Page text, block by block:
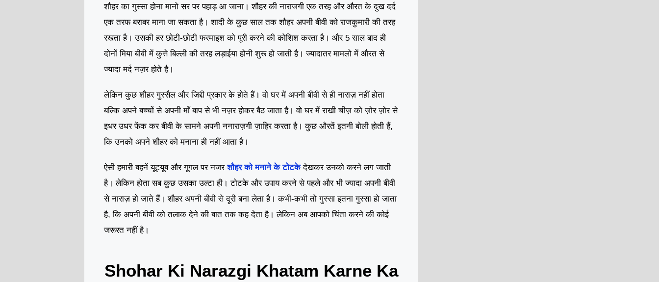
शौहर का गुस्सा होना मानो सर पर पहाड़ आ जाना। शौहर की नाराजगी एक तरह और औरत के दुख दर्द
एक तरफ बराबर माना जा सकता है। शादी के कुछ साल तक शौहर अपनी बीवी को राजकुमारी की तरह
रखता है। उसकी हर छोटी-छोटी फरमाइश को पूरी करने की कोशिश करता है। और 5 साल बाद ही
दोनों मिया बीवी में कुत्ते बिल्ली की तरह लड़ाईया होनी शुरू हो जाती है। ज्यादातर मामलो में औरत से
ज्यादा मर्द नज़र होते है।
लेकिन कुछ शौहर गुस्सैल और जिद्दी प्रकार के होते हैं। वो घर में अपनी बीवी से ही नाराज़ नहीं होता
बल्कि अपने बच्चों से अपनी माँ बाप से भी नज़र होकर बैठ जाता है। वो घर में राखी चीज़ को ज़ोर ज़ोर से
इधर उधर फेंक कर बीवी के सामने अपनी ननाराज़गी ज़ाहिर करता है। कुछ औरतें इतनी बोली होती हैं,
कि उनको अपने शौहर को मनाना ही नहीं आता है।
ऐसी हमारी बहनें यूट्यूब और गूगल पर नजरशौहर को मनाने के टोटकेदेखकर उनको करने लग जाती
है। लेकिन होता सब कुछ उसका उल्टा ही। टोटके और उपाय करने से पहले और भी ज्यादा अपनी बीवी
से नाराज़ हो जाते हैं। शौहर अपनी बीवी से दूरी बना लेता है। कभी-कभी तो गुस्सा इतना गुस्सा हो जाता
है, कि अपनी बीवी को तलाक देने की बात तक कह देता है। लेकिन अब आपको चिंता करने की कोई
जरूरत नहीं है।
Shohar Ki Narazgi Khatam Karne Ka